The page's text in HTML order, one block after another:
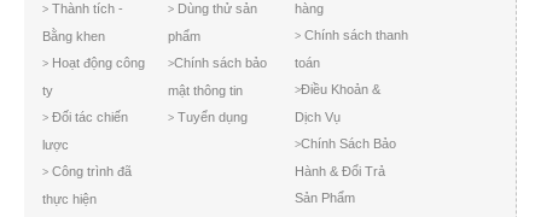
> Thành tích -
Bằng khen
> Hoạt động công
ty
> Đối tác chiến
lược
> Công trình đã
thực hiện
> Dùng thử sản
phẩm
>Chính sách bảo
mật thông tin
> Tuyển dụng
hàng
>Chính sách thanh
toán
>Điều Khoản &
Dịch Vụ
>Chính Sách Bảo
Hành & Đổi Trả
Sản Phẩm